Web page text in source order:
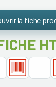
la fiche